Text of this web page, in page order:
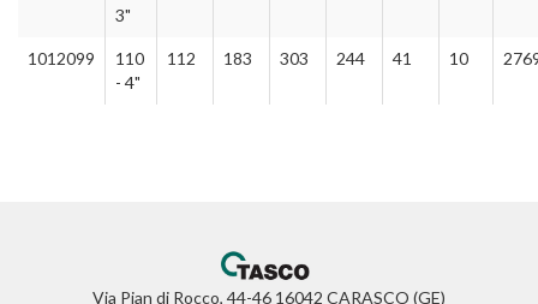
3"
1012099
110
- 4"
112 183 303 244 41 10
Via Pian di Rocco, 44-46 16042 CARASCO (GE)